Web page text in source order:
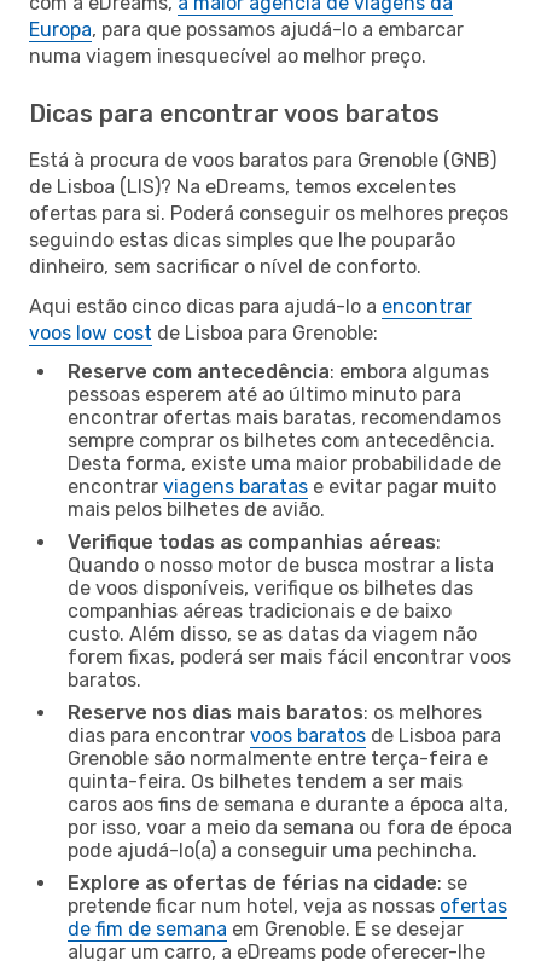
Europa, para que possamos ajudá-lo a embarcar
numa viagem inesquecível ao melhor preço.
Dicas para encontrar voos baratos
Está à procura de voos baratos para Grenoble (GNB)
de Lisboa (LIS)? Na eDreams, temos excelentes
ofertas para si. Poderá conseguir os melhores preços
seguindo estas dicas simples que lhe pouparão
dinheiro, sem sacrificar o nível de conforto.
Aqui estão cinco dicas para ajudá-lo a encontrar
voos low cost de Lisboa para Grenoble:
Reserve com antecedência: embora algumas
pessoas esperem até ao último minuto para
encontrar ofertas mais baratas, recomendamos
sempre comprar os bilhetes com antecedência.
Desta forma, existe uma maior probabilidade de
encontrar viagens baratas e evitar pagar muito
mais pelos bilhetes de avião.
Verifique todas as companhias aéreas:
Quando o nosso motor de busca mostrar a lista
de voos disponíveis, verifique os bilhetes das
companhias aéreas tradicionais e de baixo
custo. Além disso, se as datas da viagem não
forem fixas, poderá ser mais fácil encontrar voos
baratos.
Reserve nos dias mais baratos: os melhores
dias para encontrar voos baratos de Lisboa para
Grenoble são normalmente entre terça-feira e
quinta-feira. Os bilhetes tendem a ser mais
caros aos fins de semana e durante a época alta,
por isso, voar a meio da semana ou fora de época
pode ajudá-lo(a) a conseguir uma pechincha.
Explore as ofertas de férias na cidade: se
pretende ficar num hotel, veja as nossas ofertas
de fim de semana em Grenoble. E se desejar
alugar um carro, a eDreams pode oferecer-lhe